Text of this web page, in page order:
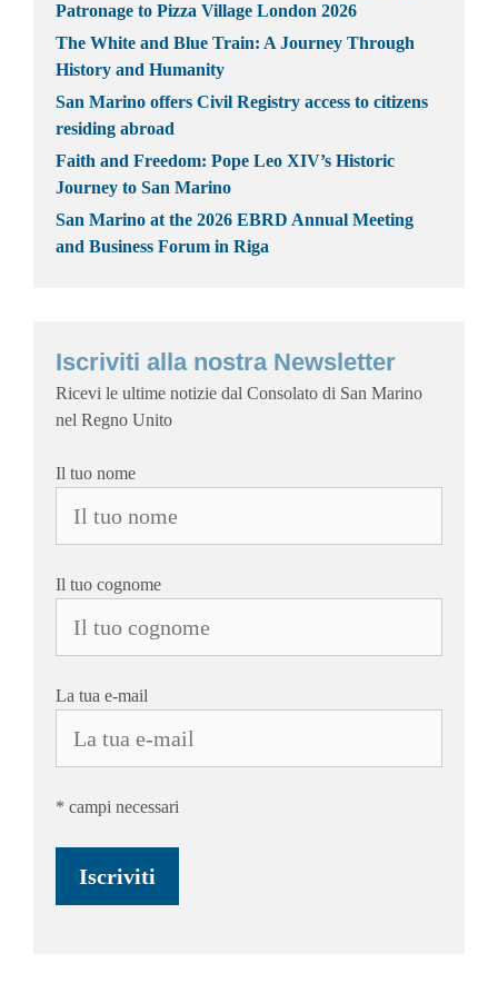
Patronage to Pizza Village London 2026
The White and Blue Train: A Journey Through
History and Humanity
San Marino offers Civil Registry access to citizens
residing abroad
Faith and Freedom: Pope Leo XIV’s Historic
Journey to San Marino
San Marino at the 2026 EBRD Annual Meeting
and Business Forum in Riga
Iscriviti alla nostra Newsletter
Ricevi le ultime notizie dal Consolato di San Marino
nel Regno Unito
Il tuo nome
Il tuo cognome
La tua e-mail
* campi necessari